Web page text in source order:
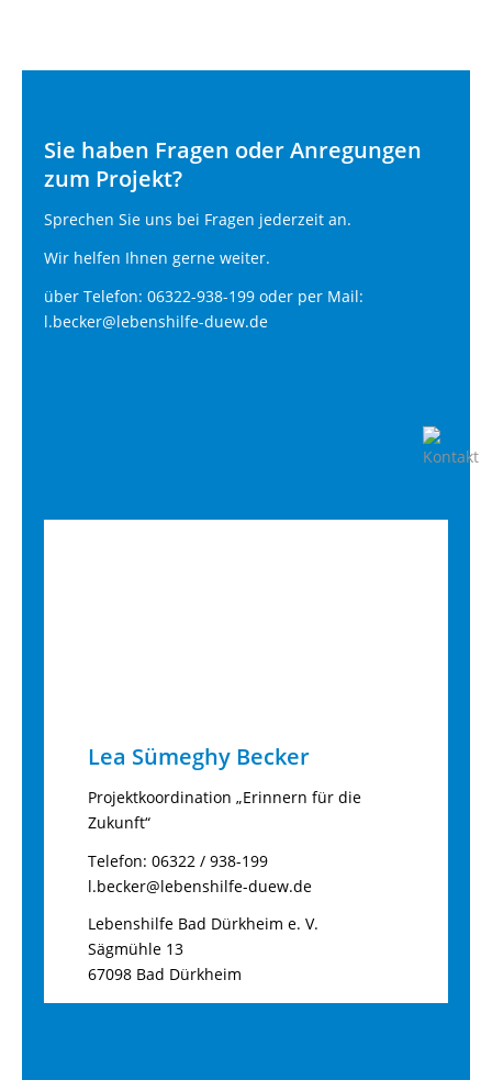
Sie haben Fragen oder Anregungen
zum Projekt?
Sprechen Sie uns bei Fragen jederzeit an.
Wir helfen Ihnen gerne weiter.
über Telefon: 06322-938-199 oder per Mail:
l.becker@lebenshilfe-duew.de
Lea Sümeghy Becker
Projektkoordination „Erinnern für die
Zukunft“
Telefon: 06322 / 938-199
l.becker@lebenshilfe-duew.de
Lebenshilfe Bad Dürkheim e. V.
Sägmühle 13
67098 Bad Dürkheim